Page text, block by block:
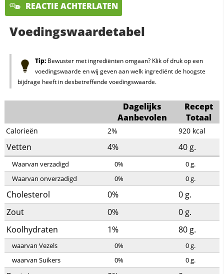
REACTIE ACHTERLATEN
Voedingswaardetabel
Tip:Bewuster met ingrediënten omgaan? Klik of druk op een
voedingswaarde en wij geven aan welk ingrediënt de hoogste
bijdrage heeft in desbetreffende voedingswaarde.
Dagelijks
Aanbevolen
Recept
Totaal
Calorieën 2% 920 kcal
Vetten 4% 40 g.
Waarvan verzadigd 0% 0g.
Waarvan onverzadigd
0% 0g.
Cholesterol 0% 0 g.
Zout
0% 0 g.
Koolhydraten
1% 80 g.
waarvan Vezels 0% 0g.
waarvan Suikers
0% 0g.